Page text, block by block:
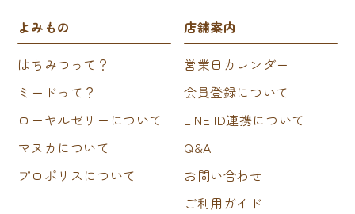
よみもの
はちみつって？
ミードって？
ローヤルゼリーについて
マヌカについて
プロポリスについて
店舗案内
営業日カレンダー
会員登録について
LINE ID連携について
Q&A
お問い合わせ
ご利用ガイド